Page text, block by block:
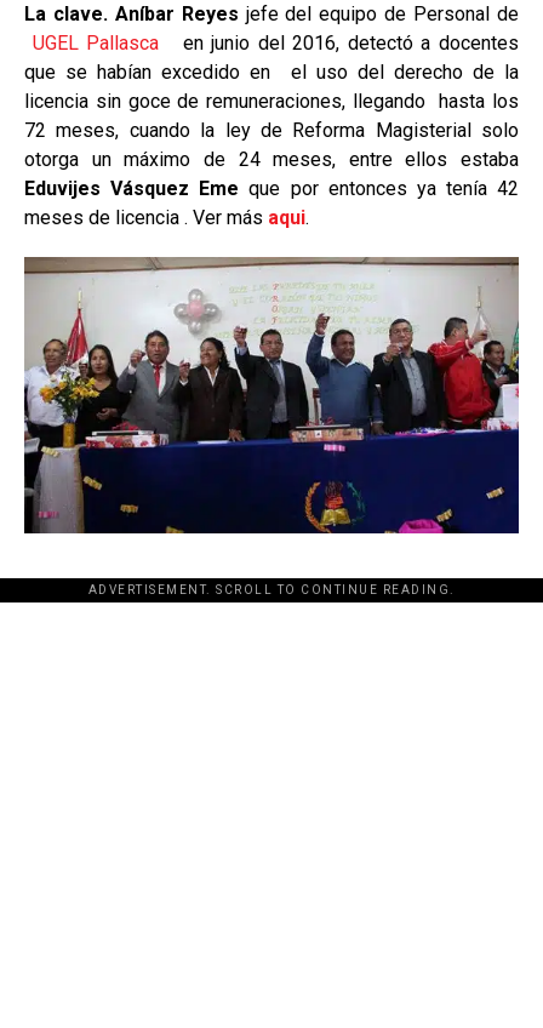
La clave. Aníbar Reyes jefe del equipo de Personal de
UGEL Pallasca en junio del 2016, detectó a docentes
que se habían excedido en el uso del derecho de la
licencia sin goce de remuneraciones, llegando hasta los
72 meses, cuando la ley de Reforma Magisterial solo
otorga un máximo de 24 meses, entre ellos estaba
Eduvijes Vásquez Emeque por entonces ya tenía 42
meses de licencia . Ver más aqui.
ADVERTISEMENT. SCROLL TO CONTINUE READING.